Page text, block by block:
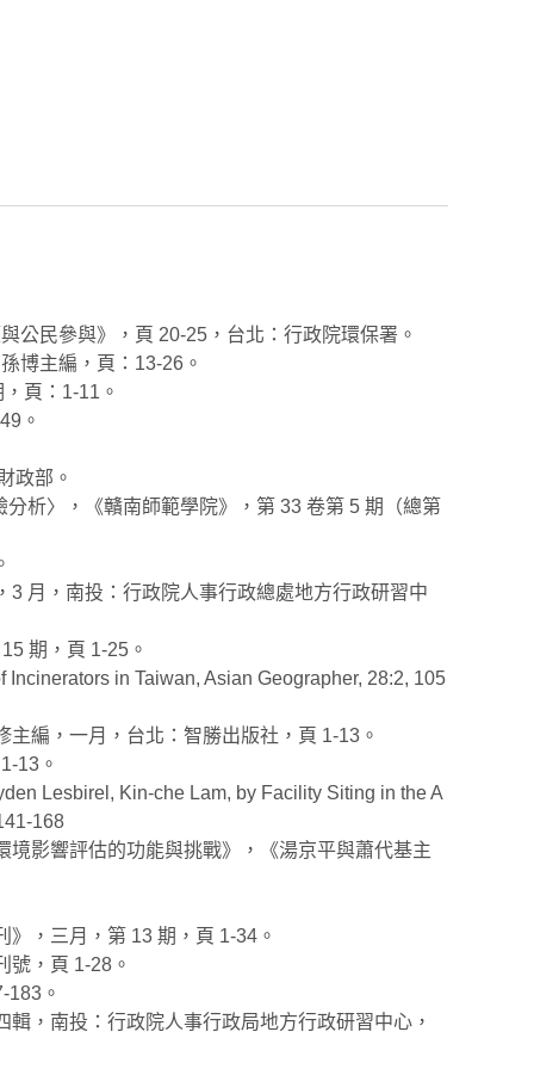
公民參與》，頁 20-25，台北：行政院環保署。
博主編，頁：13-26。
頁：1-11。
。
政部。
析〉，《贛南師範學院》，第 33 卷第 5 期（總第
月，南投：行政院人事行政總處地方行政研習中
期，頁 1-25。
in Taiwan, Asian Geographer, 28:2, 105
編，一月，台北：智勝出版社，頁 1-13。
13。
Lesbirel, Kin-che Lam, by Facility Siting in the A
168
影響評估的功能與挑戰》，《湯京平與蕭代基主
，三月，第 13 期，頁 1-34。
號，頁 1-28。
183。
，南投：行政院人事行政局地方行政研習中心，